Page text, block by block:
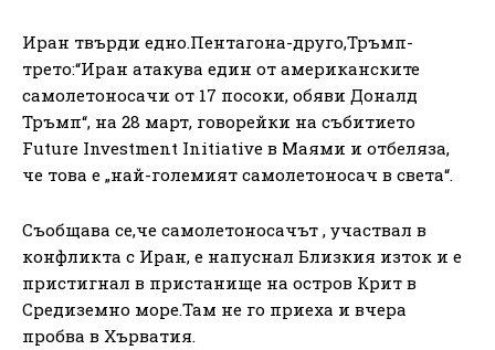
Иран твърди едно.Пентагона-друго,Тръмп-
трето:“Иран атакува един от американските
самолетоносачи от 17 посоки, обяви Доналд
Тръмп“, на 28 март, говорейки на събитието
Future Investment Initiative в Маями и отбеляза,
че това е „най-големият самолетоносач в света“.
Съобщава се,че самолетоносачът , участвал в
конфликта с Иран, е напуснал Близкия изток и е
пристигнал в пристанище на остров Крит в
Средиземно море.Там не го приеха и вчера
пробва в Хърватия.